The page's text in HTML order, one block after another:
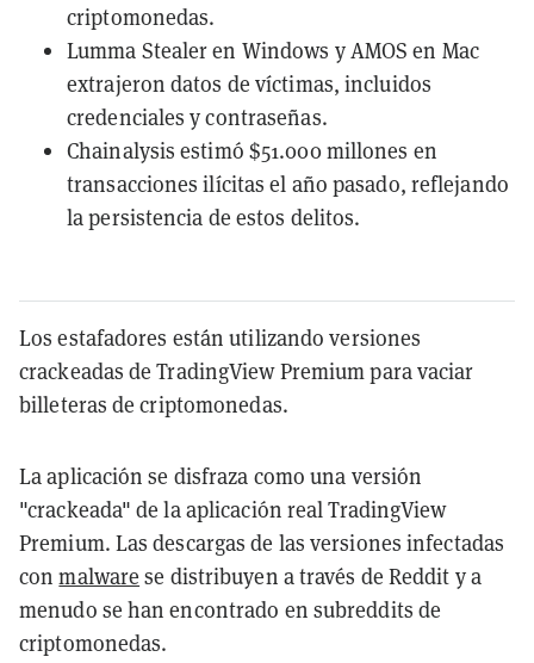
criptomonedas.
Lumma Stealer en Windows y AMOS en Mac
extrajeron datos de víctimas, incluidos
credenciales y contraseñas.
Chainalysis estimó $51.000 millones en
transacciones ilícitas el año pasado, reflejando
la persistencia de estos delitos.
Los estafadores están utilizando versiones
crackeadas de TradingView Premium para vaciar
billeteras de criptomonedas.
La aplicación se disfraza como una versión
"crackeada" de la aplicación real TradingView
Premium. Las descargas de las versiones infectadas
conmalware se distribuyen a través de Reddit y a
menudo se han encontrado en subreddits de
criptomonedas.